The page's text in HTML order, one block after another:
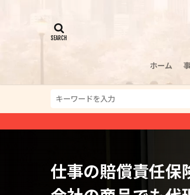
ホーム
仕事の賠償責任保